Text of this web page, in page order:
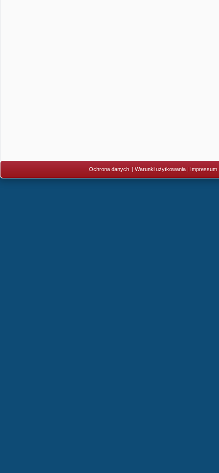
Ochrona danych | Warunki użytkowania | Impressum